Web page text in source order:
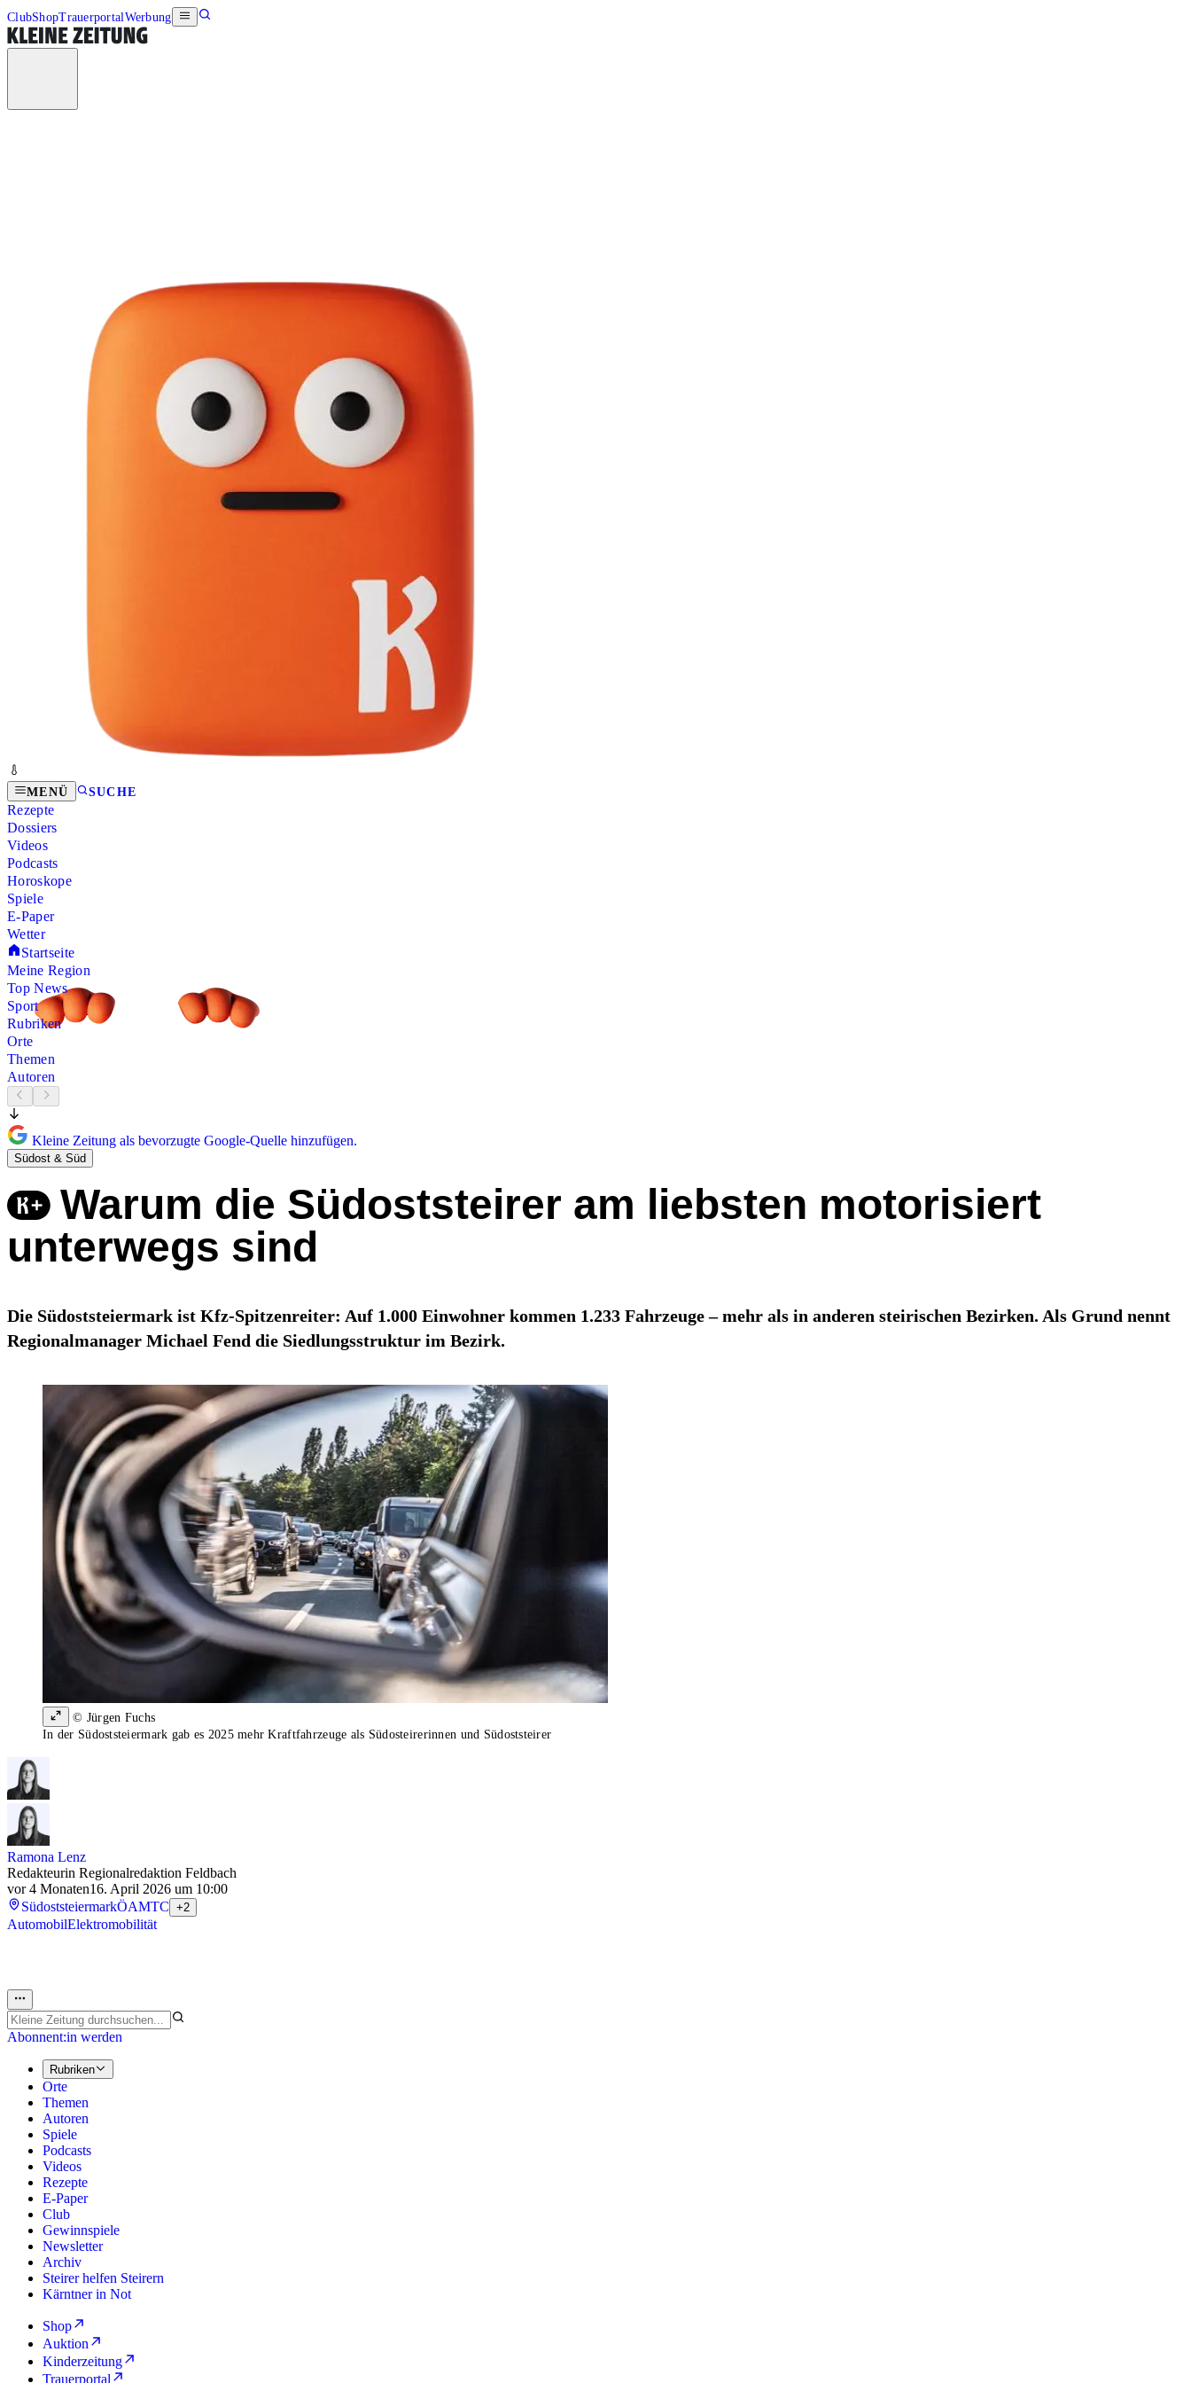
ClubShopTrauerportalWerbung
MENÜ SUCHE
Rezepte
Dossiers
Videos
Podcasts
Horoskope
Spiele
E-Paper
Wetter
Startseite
Meine Region
Top News
Sport
Rubriken
Orte
Themen
Autoren
Kleine Zeitung als bevorzugte Google-Quelle hinzufügen.
Südost & Süd
Warum die Südoststeirer am liebsten motorisiert
unterwegs sind
Die Südoststeiermark ist Kfz-Spitzenreiter: Auf 1.000 Einwohner kommen 1.233 Fahrzeuge – mehr als in anderen steirischen Bezirken. Als Grund nennt
Regionalmanager Michael Fend die Siedlungsstruktur im Bezirk.
© Jürgen Fuchs
In der Südoststeiermark gab es 2025 mehr Kraftfahrzeuge als Südosteirerinnen und Südoststeirer
Ramona Lenz
Redakteurin Regionalredaktion Feldbach
vor 4 Monaten16. April 2026 um 10:00
SüdoststeiermarkÖAMTC +2
AutomobilElektromobilität
Abonnent:in werden
Rubriken
Orte
Themen
Autoren
Spiele
Podcasts
Videos
Rezepte
E-Paper
Club
Gewinnspiele
Newsletter
Archiv
Steirer helfen Steirern
Kärntner in Not
Shop
Auktion
Kinderzeitung
Trauerportal